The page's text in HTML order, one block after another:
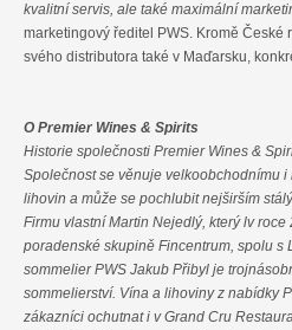
kvalitní servis, ale také maximální
marketingový ředitel PWS. Kromě
svého distributora také v Maďarsku,
O Premier Wines & Spirits
Historie společnosti Premier Wines &
Společnost se věnuje velkoobchodnímu
lihovin a může se pochlubit nejširším
Firmu vlastní Martin Nejedlý, který lv
poradenské skupině Fincentrum, spolu s
sommelier PWS Jakub Přibyl je
sommelierství. Vína a lihoviny z nabídky
zákazníci ochutnat i v Grand Cru